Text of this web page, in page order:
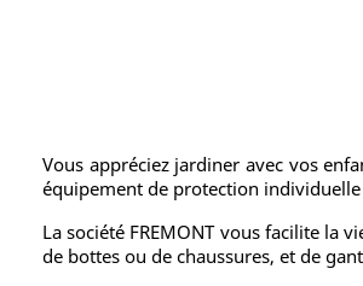
Vous appréciez jardiner avec vos
équipement de protection individuelle
La société FREMONT vous facilite la
de bottes ou de chaussures, et de